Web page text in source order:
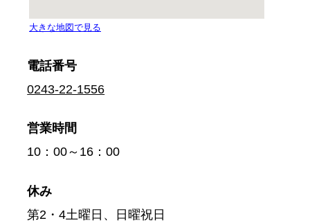
電話番号
0243-22-1556
営業時間
10：00～16：00
休み
第2・4土曜日、日曜祝日